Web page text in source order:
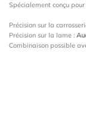
Spécialement conçu
Précision sur la
Précision sur la lame :
Combinaison possible